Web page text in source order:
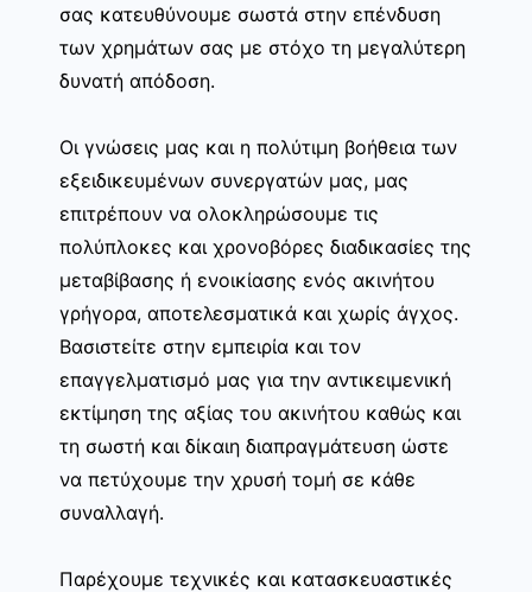
σας κατευθύνουμε σωστά στην επένδυση
των χρημάτων σας με στόχο τη μεγαλύτερη
δυνατή απόδοση.
Οι γνώσεις μας και η πολύτιμη βοήθεια των
εξειδικευμένων συνεργατών μας, μας
επιτρέπουν να ολοκληρώσουμε τις
πολύπλοκες και χρονοβόρες διαδικασίες της
μεταβίβασης ή ενοικίασης ενός ακινήτου
γρήγορα, αποτελεσματικά και χωρίς άγχος.
Βασιστείτε στην εμπειρία και τον
επαγγελματισμό μας για την αντικειμενική
εκτίμηση της αξίας του ακινήτου καθώς και
τη σωστή και δίκαιη διαπραγμάτευση ώστε
να πετύχουμε την χρυσή τομή σε κάθε
συναλλαγή.
Παρέχουμε τεχνικές και κατασκευαστικές